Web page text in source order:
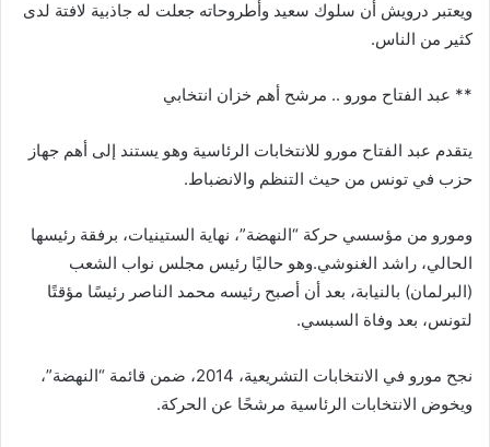
ويعتبر درويش أن سلوك سعيد وأطروحاته جعلت له جاذبية لافتة لدى
كثير من الناس.
** عبد الفتاح مورو .. مرشح أهم خزان انتخابي
يتقدم عبد الفتاح مورو للانتخابات الرئاسية وهو يستند إلى أهم جهاز
حزب في تونس من حيث التنظم والانضباط.
ومورو من مؤسسي حركة “النهضة”، نهاية الستينيات، برفقة رئيسها
الحالي، راشد الغنوشي.وهو حاليًا رئيس مجلس نواب الشعب
(البرلمان) بالنيابة، بعد أن أصبح رئيسه محمد الناصر رئيسًا مؤقتًا
لتونس، بعد وفاة السبسي.
نجح مورو في الانتخابات التشريعية، 2014، ضمن قائمة “النهضة”،
ويخوض الانتخابات الرئاسية مرشحًا عن الحركة.